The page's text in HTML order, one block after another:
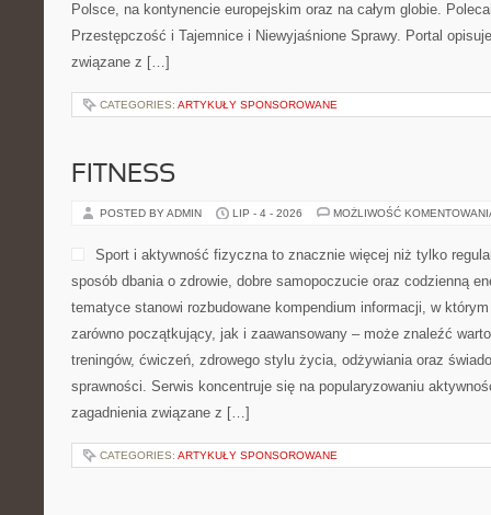
Polsce, na kontynencie europejskim oraz na całym globie.
Przestępczość i Tajemnice i Niewyjaśnione Sprawy. Portal
związane z […]
CATEGORIES: ARTYKUŁY SPONSOROWANE
FITNESS
POSTED BY ADMIN LIP - 4 - 2026 MOŻLIWOŚĆ
Sport i aktywność fizyczna to znacznie więcej niż tylko
sposób dbania o zdrowie, dobre samopoczucie oraz codzienną
tematyce stanowi rozbudowane kompendium informacji, w
zarówno początkujący, jak i zaawansowany – może znaleźć
treningów, ćwiczeń, zdrowego stylu życia, odżywiania oraz
sprawności. Serwis koncentruje się na popularyzowaniu
zagadnienia związane z […]
CATEGORIES: ARTYKUŁY SPONSOROWANE